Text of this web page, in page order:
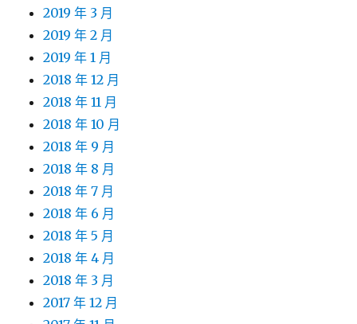
2019 年 3 月
2019 年 2 月
2019 年 1 月
2018 年 12 月
2018 年 11 月
2018 年 10 月
2018 年 9 月
2018 年 8 月
2018 年 7 月
2018 年 6 月
2018 年 5 月
2018 年 4 月
2018 年 3 月
2017 年 12 月